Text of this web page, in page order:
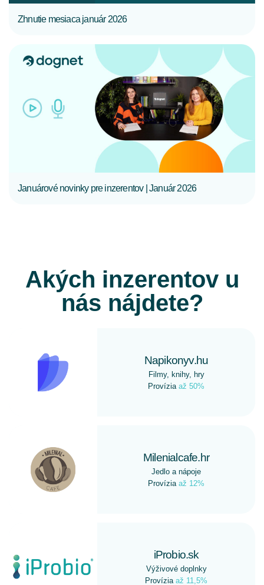
Zhnutie mesiaca január 2026
CELÝ ČLÁNOK
Januárové novinky pre inzerentov | Január 2026
Akých inzerentov u
nás nájdete?
Napikonyv.hu
Filmy, knihy, hry
Provízia až 50%
Milenialcafe.hr
Jedlo a nápoje
Provízia až 12%
iProbio.sk
Výživové doplnky
Provízia až 11,5%